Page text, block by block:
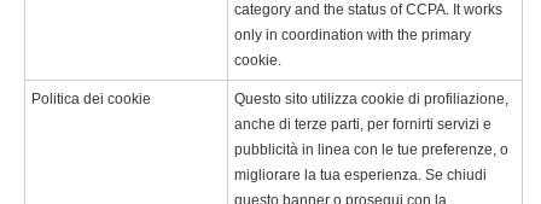
category and the status of CCPA. It works
only in coordination with the primary
cookie.
Politica dei cookie
Questo sito utilizza cookie di profiliazione,
anche di terze parti, per fornirti servizi e
pubblicità in linea con le tue preferenze, o
migliorare la tua esperienza. Se chiudi
questo banner o prosegui con la